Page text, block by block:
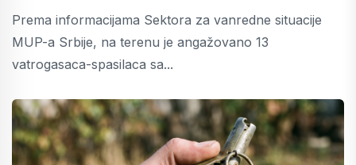
Prema informacijama Sektora za vanredne situacije
MUP-a Srbije, na terenu je angažovano 13
vatrogasaca-spasilaca sa...